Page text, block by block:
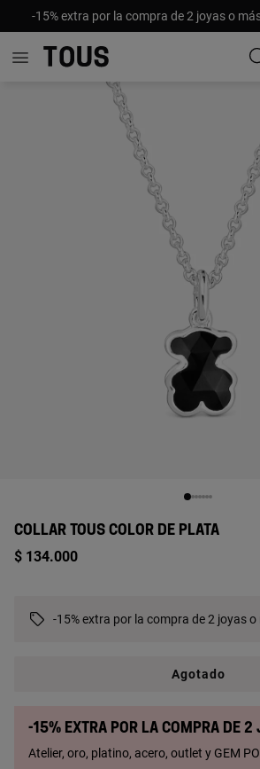
-15% extra por la compra de 2 joyas o
COLLAR TOUS COLOR DE PLATA
$ 134.000
-15% extra por la compra de 2 joyas o
Agotado
-15% extra por la compra de 2
Atelier, oro, platino, acero, outlet y GEM